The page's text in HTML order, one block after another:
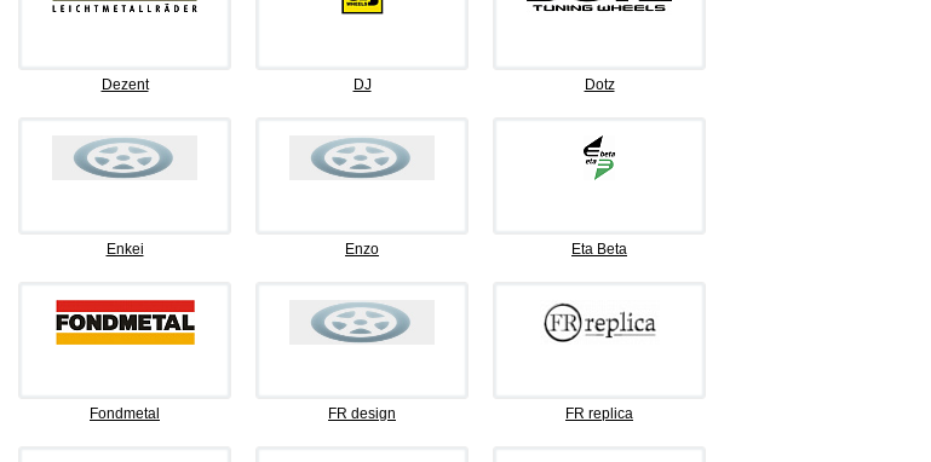
Dezent DJ Dotz
Enkei Enzo Eta Beta
Fondmetal FR design FR replica